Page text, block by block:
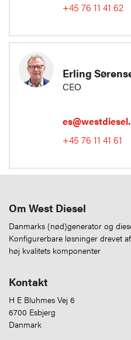
+45 76 11 41 62
Erling
CEO
+45 76 11 41 61
Om West Diesel
Danmarks (nød)generator og
Konfigurerbare løsninger drevet
høj kvalitets komponenter
Kontakt
H E Bluhmes Vej 6
6700 Esbjerg
Danmark